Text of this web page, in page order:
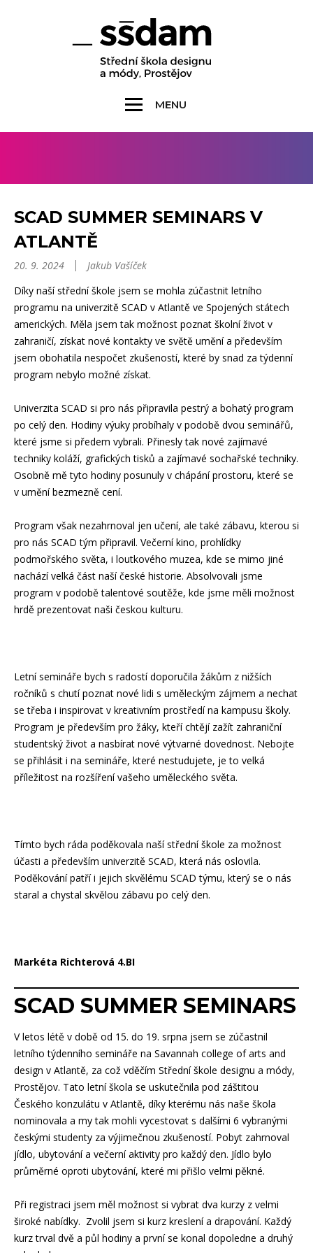
MENU
SCAD SUMMER SEMINARS V
ATLANTĚ
20. 9. 2024
Jakub Vašíček
Díky naší střední škole jsem se mohla zúčastnit letního
programu na univerzitě SCAD v Atlantě ve Spojených státech
amerických. Měla jsem tak možnost poznat školní život v
zahraničí, získat nové kontakty ve světě umění a především
jsem obohatila nespočet zkušeností, které by snad za týdenní
program nebylo možné získat.
Univerzita SCAD si pro nás připravila pestrý a bohatý program
po celý den. Hodiny výuky probíhaly v podobě dvou seminářů,
které jsme si předem vybrali. Přinesly tak nové zajímavé
techniky koláží, grafických tisků a zajímavé sochařské techniky.
Osobně mě tyto hodiny posunuly v chápání prostoru, které se
v umění bezmezně cení.
Program však nezahrnoval jen učení, ale také zábavu, kterou si
pro nás SCAD tým připravil. Večerní kino, prohlídky
podmořského světa, i loutkového muzea, kde se mimo jiné
nachází velká část naší české historie. Absolvovali jsme
program v podobě talentové soutěže, kde jsme měli možnost
hrdě prezentovat naši českou kulturu.
Letní semináře bych s radostí doporučila žákům z nižších
ročníků s chutí poznat nové lidi s uměleckým zájmem a nechat
se třeba i inspirovat v kreativním prostředí na kampusu školy.
Program je především pro žáky, kteří chtějí zažít zahraniční
studentský život a nasbírat nové výtvarné dovednost. Nebojte
se přihlásit i na semináře, které nestudujete, je to velká
příležitost na rozšíření vašeho uměleckého světa.
Tímto bych ráda poděkovala naší střední škole za možnost
účasti a především univerzitě SCAD, která nás oslovila.
Poděkování patří i jejich skvělému SCAD týmu, který se o nás
staral a chystal skvělou zábavu po celý den.
Markéta Richterová 4.BI
SCAD SUMMER SEMINARS
V letos létě v době od 15. do 19. srpna jsem se zúčastnil
letního týdenního semináře na Savannah college of arts and
design v Atlantě, za což vděčím Střední škole designu a módy,
Prostějov. Tato letní škola se uskutečnila pod záštitou
Českého konzulátu v Atlantě, díky kterému nás naše škola
nominovala a my tak mohli vycestovat s dalšími 6 vybranými
českými studenty za výjimečnou zkušeností. Pobyt zahrnoval
jídlo, ubytování a večerní aktivity pro každý den. Jídlo bylo
průměrné oproti ubytování, které mi přišlo velmi pěkné.
Při registraci jsem měl možnost si vybrat dva kurzy z velmi
široké nabídky. Zvolil jsem si kurz kreslení a drapování. Každý
kurz trval dvě a půl hodiny a první se konal dopoledne a druhý